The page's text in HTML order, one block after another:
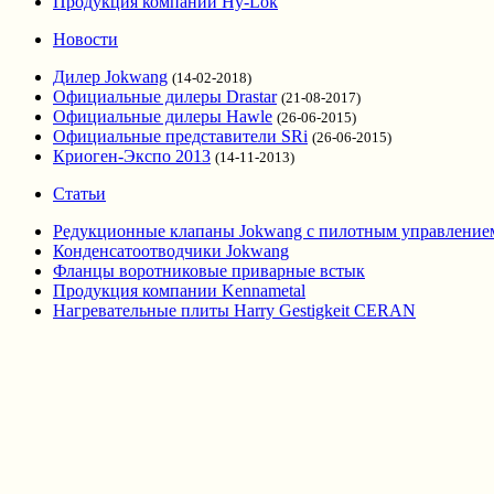
Новости
Дилер Jokwang (14-02-2018)
Официальные дилеры Drastar (21-08-2017)
Официальные дилеры Hawle (26-06-2015)
Официальные представители SRi (26-06-2015)
Криоген-Экспо 2013 (14-11-2013)
Статьи
Редукционные клапаны Jokwang с пилотным
Конденсатоотводчики Jokwang
Фланцы воротниковые приварные встык
Продукция компании Kennametal
Нагревательные плиты Harry Gestigkeit CERAN